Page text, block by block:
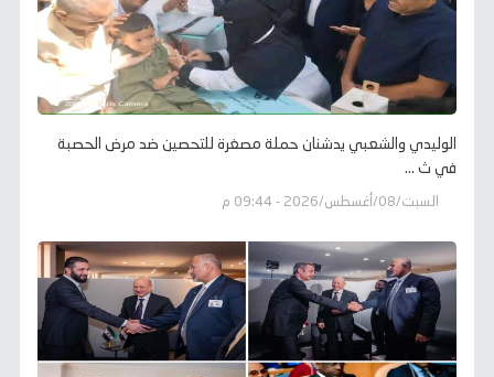
الوليدي والشعبي يدشنان حملة مصغرة للتحصين ضد مرض الحصبة
في ث ...
السبت/08/أغسطس/2026 - 09:44 م